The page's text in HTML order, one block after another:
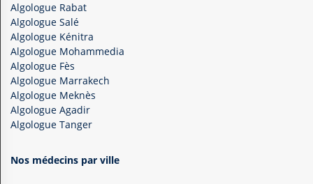
Algologue Rabat
Algologue Salé
Algologue Kénitra
Algologue Mohammedia
Algologue Fès
Algologue Marrakech
Algologue Meknès
Algologue Agadir
Algologue Tanger
Nos médecins par ville